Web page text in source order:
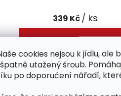
cookies nejsou k jídlu,
utažený šroub.
po doporučení nářadí,
339 Kč/ ks
Pracovní kalhoty
ideální kombinaci pohodlí,